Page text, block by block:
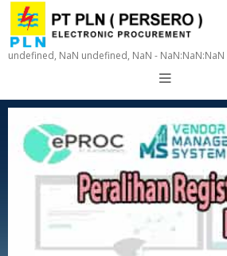
undefined, NaN undefined, NaN - NaN:NaN:NaN